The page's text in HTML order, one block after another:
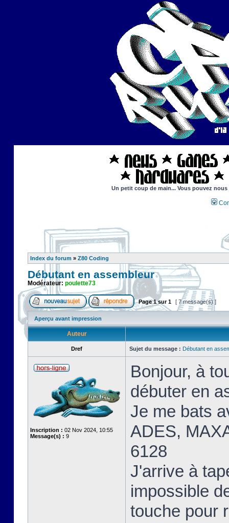
Un petit coup de main... Vous pouvez
Index du forum » Z80 Coding
Débutant en assembleur
Modérateur: poulette73
Page1sur1 [ 7 message(s) ]
Aperçu avant impression
Auteur
Dref Sujet du message : Débutant en
Inscription : 02 Nov 2024, 10:55
Message(s) : 9
Bonjour, à
débuter en
Je me bats
ADES,
6128
J'arrive à
impossible
touche pour